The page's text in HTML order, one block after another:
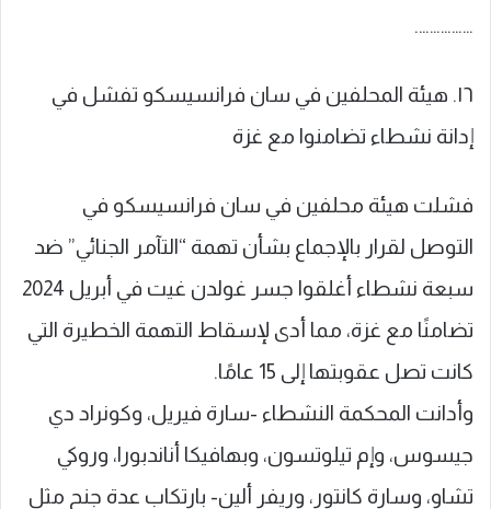
…………….
١٦. هيئة المحلفين في سان فرانسيسكو تفشل في
إدانة نشطاء تضامنوا مع غزة
فشلت هيئة محلفين في سان فرانسيسكو في
التوصل لقرار بالإجماع بشأن تهمة “التآمر الجنائي” ضد
سبعة نشطاء أغلقوا جسر غولدن غيت في أبريل 2024
تضامنًا مع غزة، مما أدى لإسقاط التهمة الخطيرة التي
كانت تصل عقوبتها إلى 15 عامًا.
وأدانت المحكمة النشطاء -سارة فيريل، وكونراد دي
جيسوس، وإم تيلوتسون، وبهافيكا أناندبورا، وروكي
تشاو، وسارة كانتور، وريفر ألين- بارتكاب عدة جنح مثل